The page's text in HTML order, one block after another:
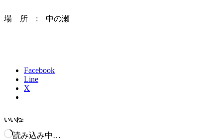
場 所 : 中の瀬
Facebook
Line
X
いいね:
読み込み中…